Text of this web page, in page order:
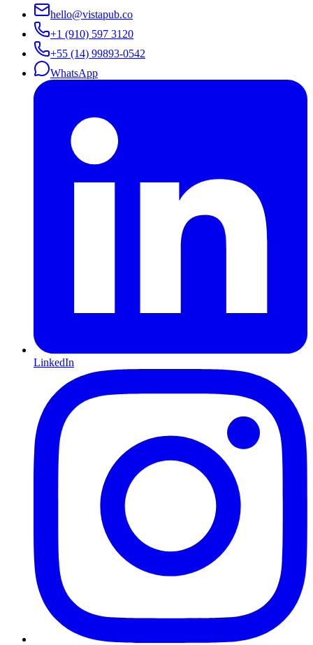
hello@vistapub.co
+1 (910) 597 3120
+55 (14) 99893-0542
WhatsApp
LinkedIn